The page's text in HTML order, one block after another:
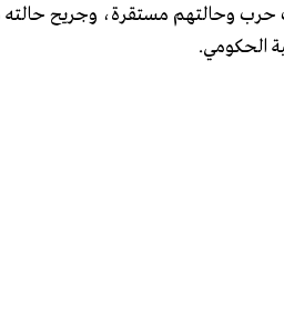
وحالتهم مستقرة، وجريح حالته
الحكومي.